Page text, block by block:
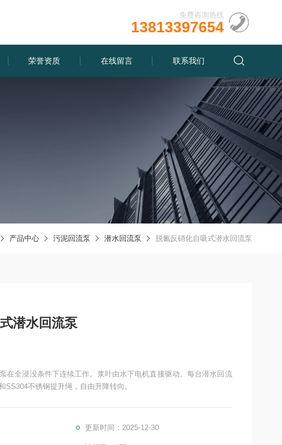
免费咨询热线
13813397654
荣誉资质 在线留言 联系我们
产品中心 污泥回流泵 潜水回流泵 脱氮反硝化自吸式潜水回流泵
潜水回流泵
在全浸没条件下连续工作。浆叶由水下电机直接驱动。每台潜水回流
SS304不锈钢提升绳，自由升降转向。
更新时间：2025-12-30